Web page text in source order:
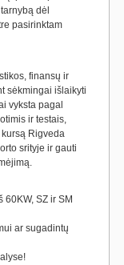
dėl
pasirinktam
finansų ir
sėkmingai išlaikyti
vyksta pagal
ir testais,
Rigveda
srityje ir gauti
SZ ir SM
ar sugadintų